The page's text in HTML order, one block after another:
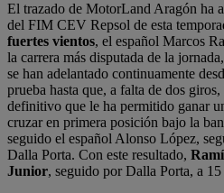
El trazado de MotorLand Aragón ha
del FIM CEV Repsol de esta
fuertes vientos, el español Marcos
la carrera más disputada de la
se han adelantado continuamente
prueba hasta que, a falta de dos
definitivo que le ha permitido ganar
cruzar en primera posición bajo la
seguido el español Alonso López,
Dalla Porta. Con este resultado,
Junior, seguido por Dalla Porta, a